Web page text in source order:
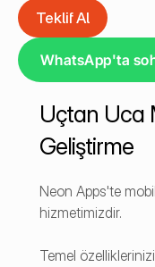
Teklif Al
Teklif Al
WhatsApp'ta
Uçtan Uca
Geliştirme
Neon Apps'te
hizmetimizdir.
Temel